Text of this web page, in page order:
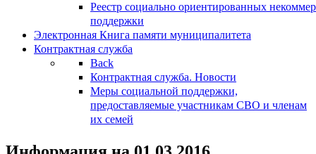
Реестр социально ориентированных
поддержки
Электронная Книга памяти муниципалитета
Контрактная служба
Back
Контрактная служба. Новости
Меры социальной поддержки,
предоставляемые участникам СВО и членам
их семей